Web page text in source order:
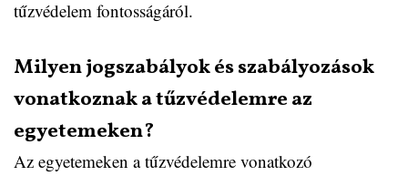
tűzvédelem fontosságáról.
Milyen jogszabályok és szabályozások
vonatkoznak a tűzvédelemre az
egyetemeken?
Az egyetemeken a tűzvédelemre vonatkozó